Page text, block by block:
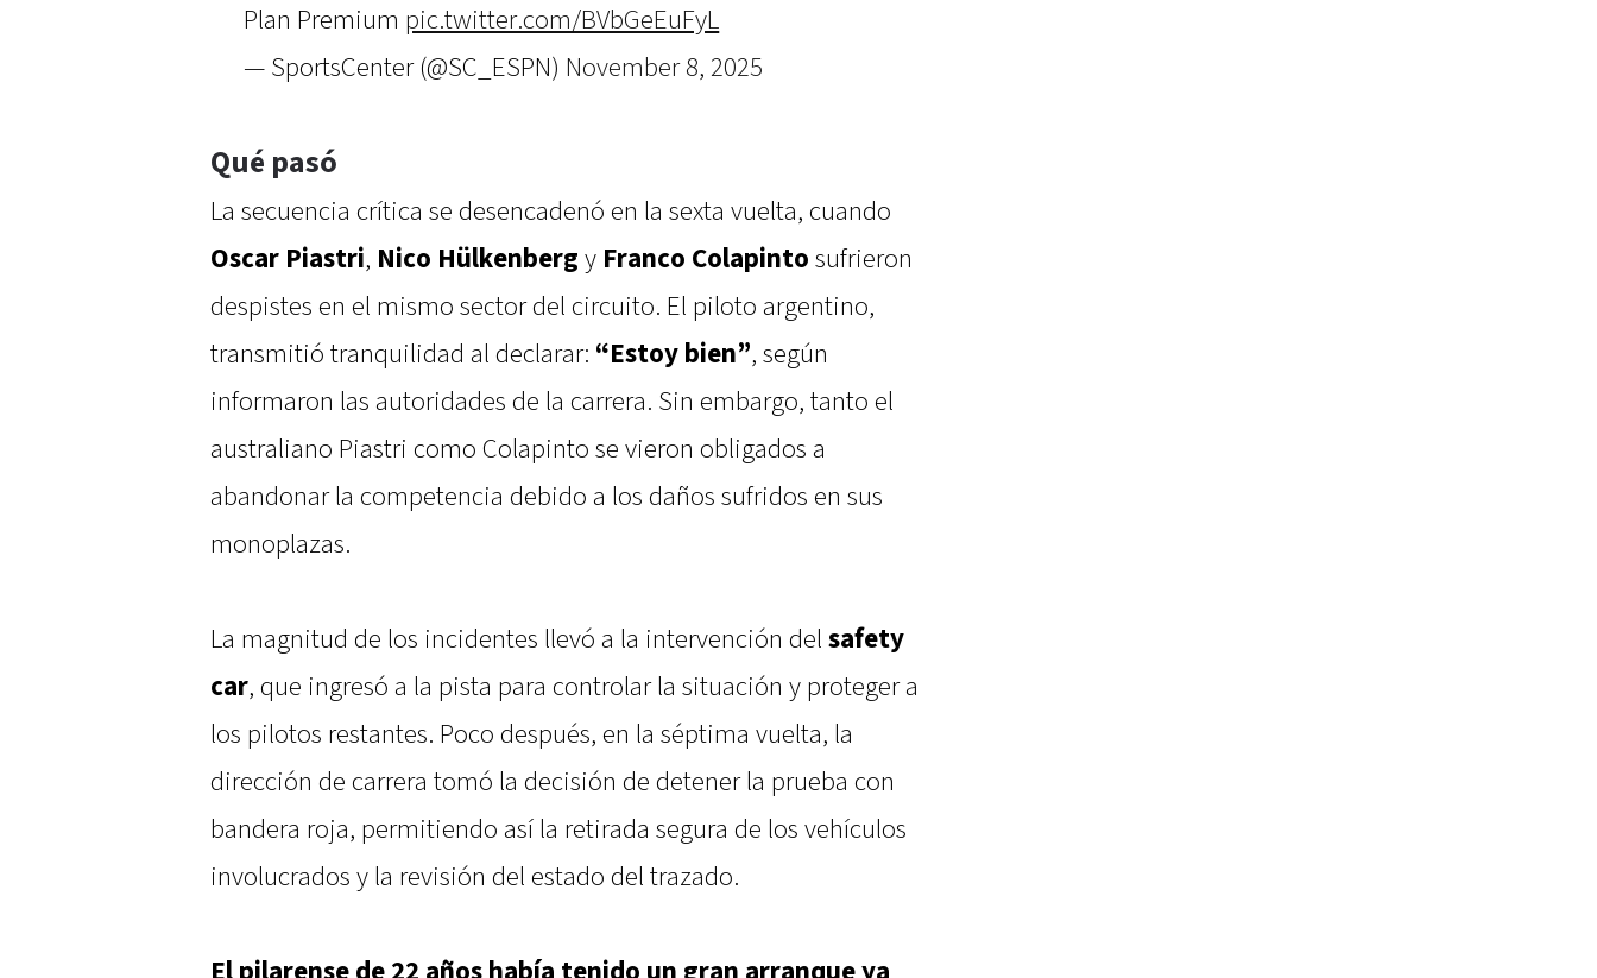
Plan Premium pic.twitter.com/BVbGeEuFyL
— SportsCenter (@SC_ESPN) November 8, 2025
Qué pasó
La secuencia crítica se desencadenó en la sexta vuelta, cuando
Oscar Piastri, Nico Hülkenberg y Franco Colapinto sufrieron
despistes en el mismo sector del circuito. El piloto argentino,
transmitió tranquilidad al declarar: “Estoy bien”, según
informaron las autoridades de la carrera. Sin embargo, tanto el
australiano Piastri como Colapinto se vieron obligados a
abandonar la competencia debido a los daños sufridos en sus
monoplazas.
La magnitud de los incidentes llevó a la intervención del safety
car, que ingresó a la pista para controlar la situación y proteger a
los pilotos restantes. Poco después, en la séptima vuelta, la
dirección de carrera tomó la decisión de detener la prueba con
bandera roja, permitiendo así la retirada segura de los vehículos
involucrados y la revisión del estado del trazado.